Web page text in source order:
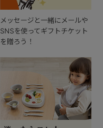
メッセージと一緒にメールや
SNSを使ってギフトチケット
を贈ろう！